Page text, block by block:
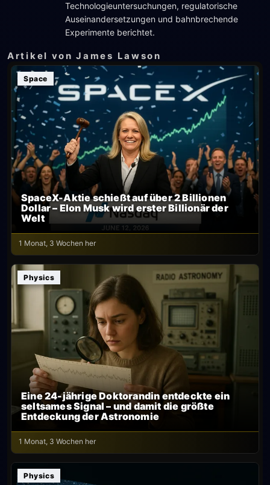
Technologieuntersuchungen, regulatorische
Auseinandersetzungen und bahnbrechende
Experimente berichtet.
Artikel von James Lawson
Space
SpaceX-Aktie schießt auf über 2 Billionen
Dollar – Elon Musk wird erster Billionär der
Welt
1 Monat, 3 Wochen her
Physics
Eine 24-jährige Doktorandin entdeckte ein
seltsames Signal – und damit die größte
Entdeckung der Astronomie
1 Monat, 3 Wochen her
Physics